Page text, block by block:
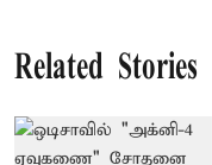
Related Stories